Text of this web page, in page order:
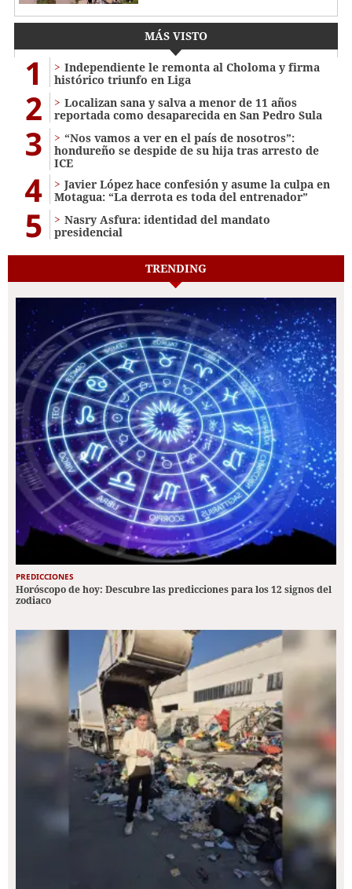
MÁS VISTO
1
Independiente le remonta al Choloma y firma
histórico triunfo en Liga
2
Localizan sana y salva a menor de 11 años
reportada como desaparecida en San Pedro Sula
3
“Nos vamos a ver en el país de nosotros”:
hondureño se despide de su hija tras arresto de
ICE
4
Javier López hace confesión y asume la culpa en
Motagua: “La derrota es toda del entrenador”
5
Nasry Asfura: identidad del mandato
presidencial
TRENDING
PREDICCIONES
Horóscopo de hoy: Descubre las predicciones para los 12 signos del
zodiaco